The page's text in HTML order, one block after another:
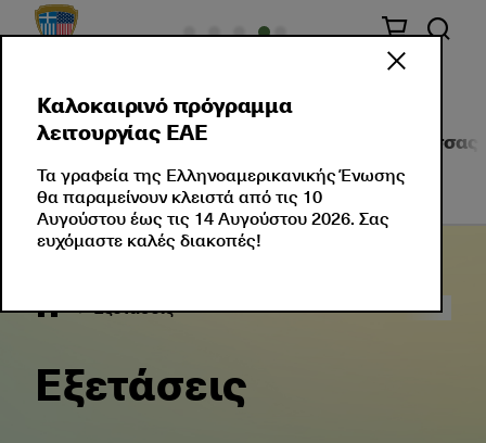
Σχετικά με Εμάς Πιστοποιήσεις Ξένης Γλώσσας
Εξετάσεις
Εξετάσεις
Καλοκαιρινό πρόγραμμα
λειτουργίας ΕΑΕ
Τα γραφεία της Ελληνοαμερικανικής Ένωσης
θα παραμείνουν κλειστά από τις 10
Αυγούστου έως τις 14 Αυγούστου 2026. Σας
ευχόμαστε καλές διακοπές!